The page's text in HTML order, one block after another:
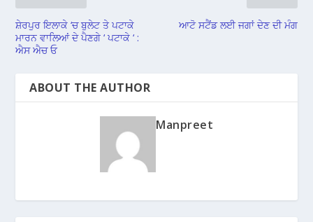
ਸ਼ੇਰਪੁਰ ਇਲਾਕੇ ‘ਚ ਬੁਲੇਟ ਤੇ ਪਟਾਕੇ
ਮਾਰਨ ਵਾਲਿਆਂ ਦੇ ਪੈਣਗੇ ‘ ਪਟਾਕੇ ‘ :
ਐਸ ਐਚ ਓ
ਆਟੋ ਸਟੈਂਡ ਲਈ ਜਗਾਂ ਦੇਣ ਦੀ ਮੰਗ
ABOUT THE AUTHOR
Manpreet